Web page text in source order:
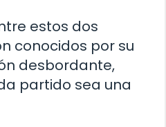
estos dos
conocidos por su
desbordante,
partido sea una